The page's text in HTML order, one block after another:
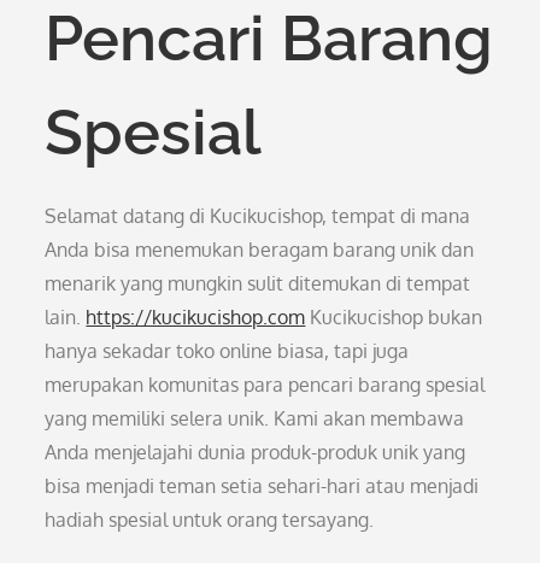
Pencari Barang
Spesial
Selamat datang di Kucikucishop, tempat di mana
Anda bisa menemukan beragam barang unik dan
menarik yang mungkin sulit ditemukan di tempat
lain. https://kucikucishop.com Kucikucishop bukan
hanya sekadar toko online biasa, tapi juga
merupakan komunitas para pencari barang spesial
yang memiliki selera unik. Kami akan membawa
Anda menjelajahi dunia produk-produk unik yang
bisa menjadi teman setia sehari-hari atau menjadi
hadiah spesial untuk orang tersayang.